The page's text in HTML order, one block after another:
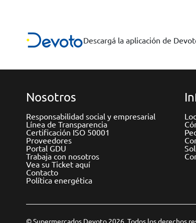
Descargá la aplicación de
Nosotros
Responsabilidad social y empresarial
Línea de Transparencia
Certificación ISO 50001
Proveedores
Portal GDU
Trabaja con nosotros
Vea su Ticket aquí
Contacto
Política energética
© Supermercados Devoto 2026. Todos los derechos